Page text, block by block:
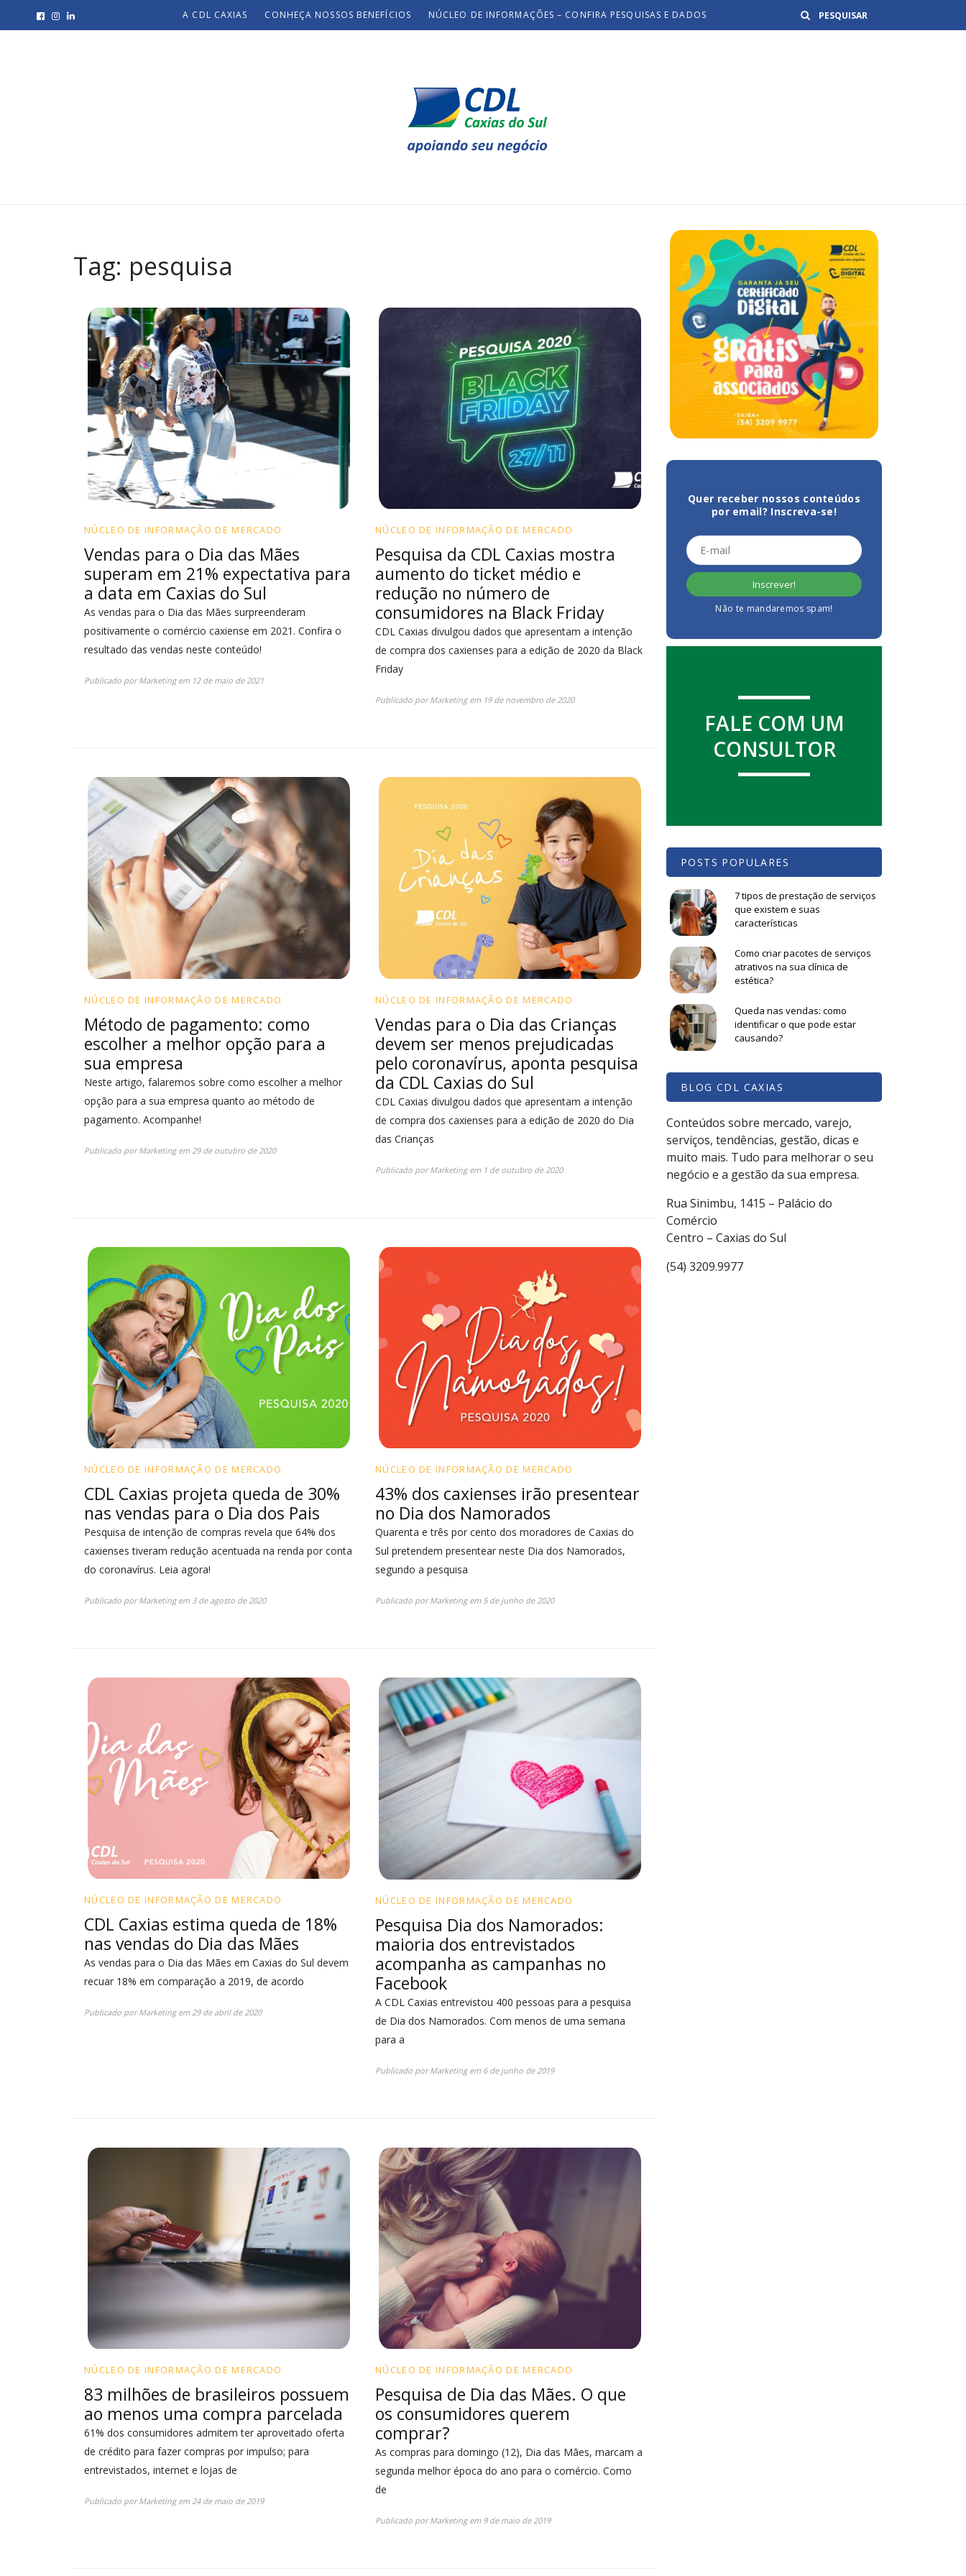
A CDL CAXIAS CONHEÇA NOSSOS BENEFÍCIOS NÚCLEO DE INFORMAÇÕES – CONFIRA PESQUISAS E DADOS Buscar
Tag: pesquisa
NÚCLEO DE INFORMAÇÃO DE MERCADO
Vendas para o Dia das Mães
superam em 21% expectativa para
a data em Caxias do Sul
As vendas para o Dia das Mães surpreenderam
positivamente o comércio caxiense em 2021. Confira o
resultado das vendas neste conteúdo!
Publicado porMarketingem 12 de maio de 2021
NÚCLEO DE INFORMAÇÃO DE MERCADO
Pesquisa da CDL Caxias mostra
aumento do ticket médio e
redução no número de
consumidores na Black Friday
CDL Caxias divulgou dados que apresentam a intenção
de compra dos caxienses para a edição de 2020 da Black
Friday
Publicado porMarketingem 19 de novembro de 2020
NÚCLEO DE INFORMAÇÃO DE MERCADO
Método de pagamento: como
escolher a melhor opção para a
sua empresa
Neste artigo, falaremos sobre como escolher a melhor
opção para a sua empresa quanto ao método de
pagamento. Acompanhe!
Publicado porMarketingem 29 de outubro de 2020
NÚCLEO DE INFORMAÇÃO DE MERCADO
Vendas para o Dia das Crianças
devem ser menos prejudicadas
pelo coronavírus, aponta pesquisa
da CDL Caxias do Sul
CDL Caxias divulgou dados que apresentam a intenção
de compra dos caxienses para a edição de 2020 do Dia
das Crianças
Publicado porMarketingem 1 de outubro de 2020
NÚCLEO DE INFORMAÇÃO DE MERCADO
CDL Caxias projeta queda de 30%
nas vendas para o Dia dos Pais
Pesquisa de intenção de compras revela que 64% dos
caxienses tiveram redução acentuada na renda por conta
do coronavírus. Leia agora!
Publicado porMarketingem3 de agosto de 2020
NÚCLEO DE INFORMAÇÃO DE MERCADO
43% dos caxienses irão presentear
no Dia dos Namorados
Quarenta e três por cento dos moradores de Caxias do
Sul pretendem presentear neste Dia dos Namorados,
segundo a pesquisa
Publicado porMarketingem 5 de junho de 2020
NÚCLEO DE INFORMAÇÃO DE MERCADO
CDL Caxias estima queda de 18%
nas vendas do Dia das Mães
As vendas para o Dia das Mães em Caxias do Sul devem
recuar 18% em comparação a 2019, de acordo
Publicado porMarketingem29 de abril de 2020
NÚCLEO DE INFORMAÇÃO DE MERCADO
Pesquisa Dia dos Namorados:
maioria dos entrevistados
acompanha as campanhas no
Facebook
A CDL Caxias entrevistou 400 pessoas para a pesquisa
de Dia dos Namorados. Com menos de uma semana
para a
Publicado porMarketingem 6 de junho de 2019
NÚCLEO DE INFORMAÇÃO DE MERCADO
83 milhões de brasileiros possuem
ao menos uma compra parcelada
61% dos consumidores admitem ter aproveitado oferta
de crédito para fazer compras por impulso; para
entrevistados, internet e lojas de
Publicado porMarketingem24 de maio de 2019
NÚCLEO DE INFORMAÇÃO DE MERCADO
Pesquisa de Dia das Mães. O que
os consumidores querem
comprar?
As compras para domingo (12), Dia das Mães, marcam a
segunda melhor época do ano para o comércio. Como
de
Publicado porMarketingem 9 de maio de 2019
Quer receber nossos conteúdos
por email? Inscreva-se!
Não te mandaremos spam!
FALE COM UM
CONSULTOR
POSTS POPULARES
7 tipos de prestação de serviços
que existem e suas
características
Como criar pacotes de serviços
atrativos na sua clínica de
estética?
Queda nas vendas: como
identificar o que pode estar
causando?
BLOG CDL CAXIAS
Conteúdos sobre mercado, varejo,
serviços, tendências, gestão, dicas e
muito mais. Tudo para melhorar o seu
negócio e a gestão da sua empresa.
Rua Sinimbu, 1415 – Palácio do
Comércio
Centro – Caxias do Sul
(54) 3209.9977